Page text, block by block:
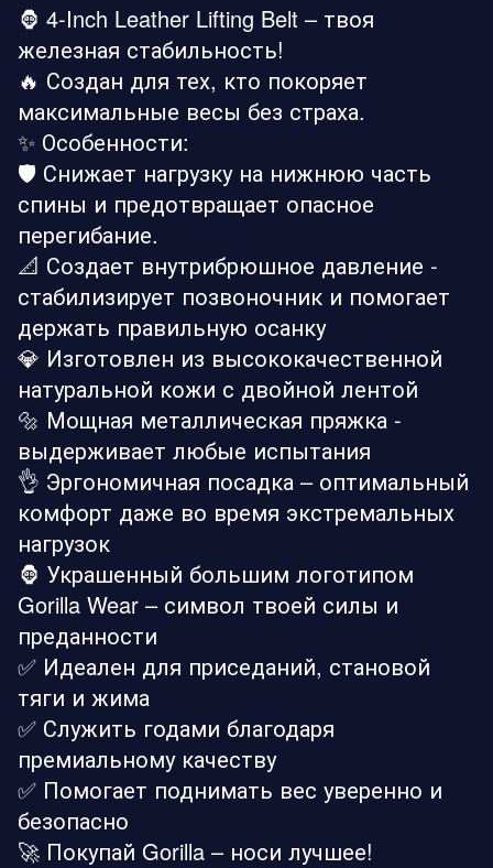
🦍 4-Inch Leather Lifting Belt – твоя
железная стабильность!
🔥 Создан для тех, кто покоряет
максимальные весы без страха.
✨ Особенности:
🛡️ Снижает нагрузку на нижнюю часть
спины и предотвращает опасное
перегибание.
📐 Создает внутрибрюшное давление -
стабилизирует позвоночник и помогает
держать правильную осанку
💎 Изготовлен из высококачественной
натуральной кожи с двойной лентой
🔩 Мощная металлическая пряжка -
выдерживает любые испытания
👌 Эргономичная посадка – оптимальный
комфорт даже во время экстремальных
нагрузок
🦍 Украшенный большим логотипом
Gorilla Wear – символ твоей силы и
преданности
✅ Идеален для приседаний, становой
тяги и жима
✅ Служить годами благодаря
премиальному качеству
✅ Помогает поднимать вес уверенно и
безопасно
🚀 Покупай Gorilla – носи лучшее!